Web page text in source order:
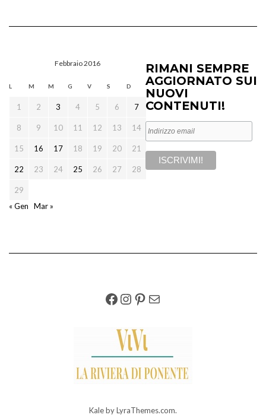
Febbraio 2016
L M M G V S D
1 2 3 4 5 6 7
8 9 10 11 12 13 14
15 16 17 18 19 20 21
22 23 24 25 26 27 28
29
« Gen
Mar »
RIMANI SEMPRE
AGGIORNATO SUI
NUOVI
CONTENUTI!
FACEBOOK
INSTAGRAM
PINTEREST
EMAIL
Kaleby LyraThemes.com.